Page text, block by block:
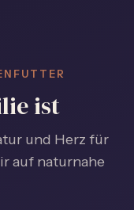
ist
und Herz für
auf naturnahe